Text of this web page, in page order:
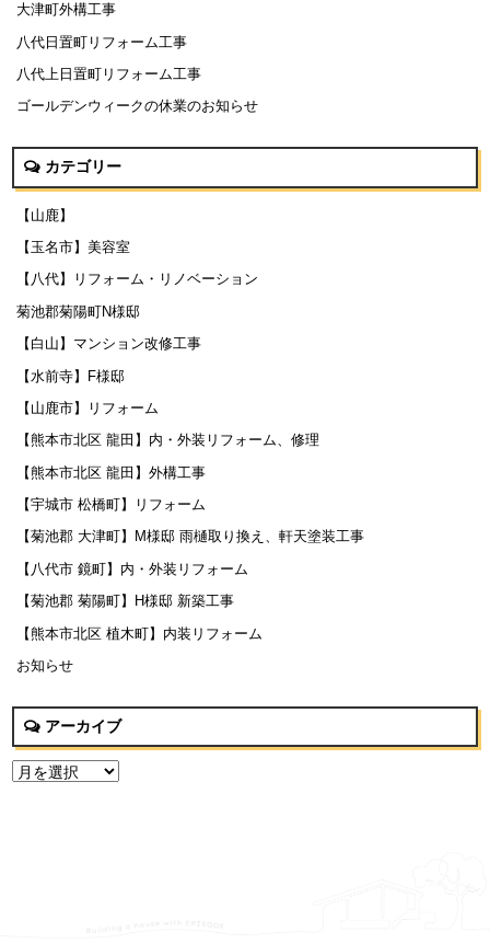
大津町外構工事
八代日置町リフォーム工事
八代上日置町リフォーム工事
ゴールデンウィークの休業のお知らせ
カテゴリー
【山鹿】
【玉名市】美容室
【八代】リフォーム・リノベーション
菊池郡菊陽町N様邸
【白山】マンション改修工事
【水前寺】F様邸
【山鹿市】リフォーム
【熊本市北区 龍田】内・外装リフォーム、修理
【熊本市北区 龍田】外構工事
【宇城市 松橋町】リフォーム
【菊池郡 大津町】M様邸 雨樋取り換え、軒天塗装工事
【八代市 鏡町】内・外装リフォーム
【菊池郡 菊陽町】H様邸 新築工事
【熊本市北区 植木町】内装リフォーム
お知らせ
アーカイブ